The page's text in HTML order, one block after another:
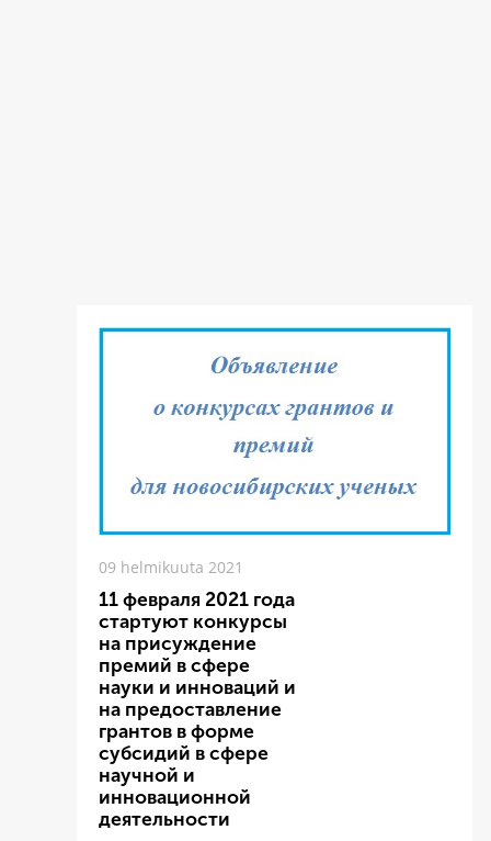
09 helmikuuta 2021
11 февраля 2021 года
стартуют конкурсы
на присуждение
премий в сфере
науки и инноваций и
на предоставление
грантов в форме
субсидий в сфере
научной и
инновационной
деятельности